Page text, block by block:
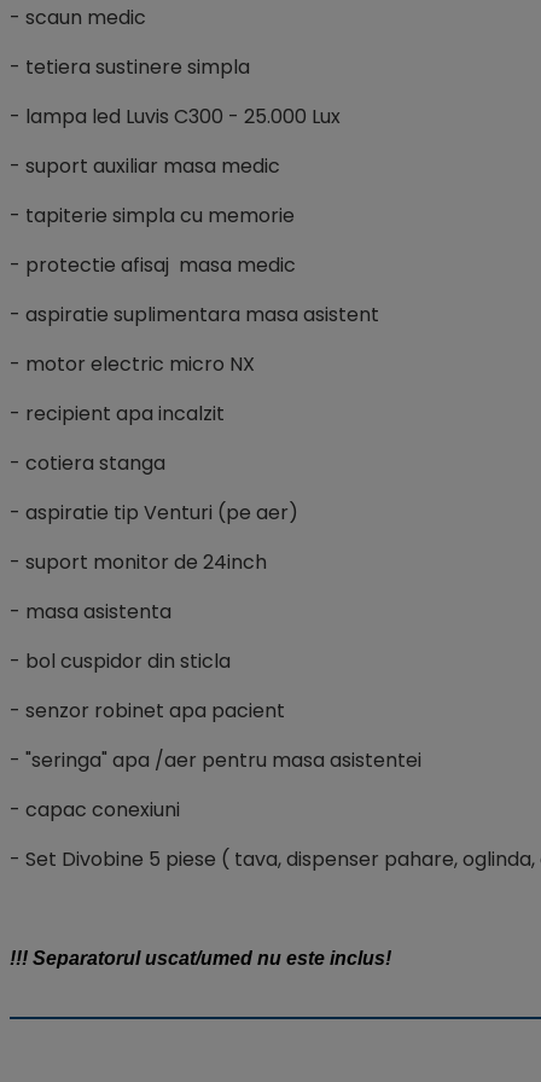
- scaun medic
- tetiera sustinere simpla
- lampa led Luvis C300 - 25.000 Lux
- suport auxiliar masa medic
- tapiterie simpla cu memorie
- protectie afisaj masa medic
- aspiratie suplimentara masa asistent
- motor electric micro NX
- recipient apa incalzit
- cotiera stanga
- aspiratie tip Venturi (pe aer)
- suport monitor de 24inch
- masa asistenta
- bol cuspidor din sticla
- senzor robinet apa pacient
- "seringa" apa /aer pentru masa asistentei
- capac conexiuni
- Set Divobine 5 piese ( tava, dispenser pahare,
!!! Separatorul uscat/umed nu este inclus!